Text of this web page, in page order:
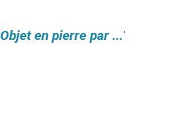
Objet en pierre par ...'